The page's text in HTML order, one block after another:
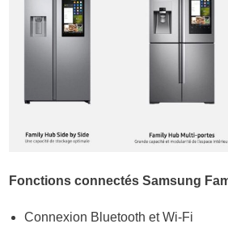
Fonctions connectés Samsung
Connexion Bluetooth et Wi-Fi